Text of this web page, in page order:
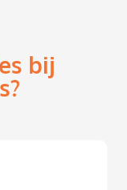
bij